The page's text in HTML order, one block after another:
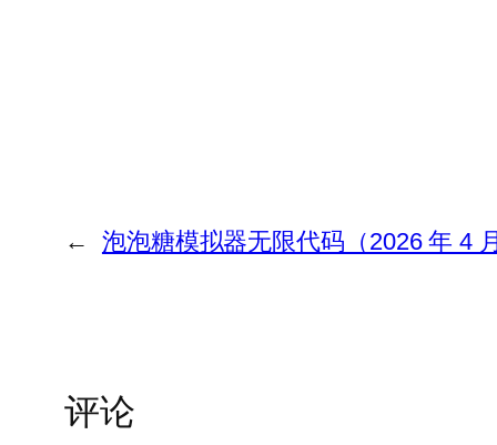
← 泡泡糖模拟器无限代码（2026 年 4
评论